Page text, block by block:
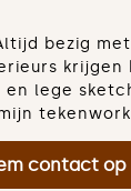
bezig met
krijgen
lege
contact op